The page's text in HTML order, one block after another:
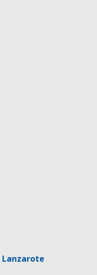
Lanzarote